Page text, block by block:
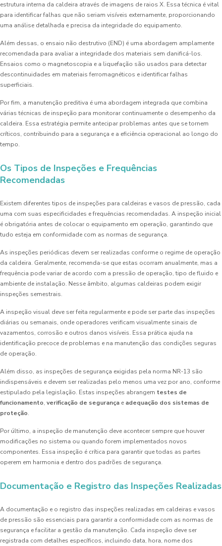
estrutura interna da caldeira através de imagens de raios X. Essa técnica é vital
para identificar falhas que não seriam visíveis externamente, proporcionando
uma análise detalhada e precisa da integridade do equipamento.
Além dessas, o ensaio não destrutivo (END) é uma abordagem amplamente
recomendada para avaliar a integridade dos materiais sem danificá-los.
Ensaios como o magnetoscopia e a liquefação são usados para detectar
descontinuidades em materiais ferromagnéticos e identificar falhas
superficiais.
Por fim, a manutenção preditiva é uma abordagem integrada que combina
várias técnicas de inspeção para monitorar continuamente o desempenho da
caldeira. Essa estratégia permite antecipar problemas antes que se tornem
críticos, contribuindo para a segurança e a eficiência operacional ao longo do
tempo.
Os Tipos de Inspeções e Frequências
Recomendadas
Existem diferentes tipos de inspeções para caldeiras e vasos de pressão, cada
uma com suas especificidades e frequências recomendadas. A inspeção inicial
é obrigatória antes de colocar o equipamento em operação, garantindo que
tudo esteja em conformidade com as normas de segurança.
As inspeções periódicas devem ser realizadas conforme o regime de operação
da caldeira. Geralmente, recomenda-se que estas ocorram anualmente, mas a
frequência pode variar de acordo com a pressão de operação, tipo de fluido e
ambiente de instalação. Nesse âmbito, algumas caldeiras podem exigir
inspeções semestrais.
A inspeção visual deve ser feita regularmente e pode ser parte das inspeções
diárias ou semanais, onde operadores verificam visualmente sinais de
vazamentos, corrosão e outros danos visíveis. Essa prática ajuda na
identificação precoce de problemas e na manutenção das condições seguras
de operação.
Além disso, as inspeções de segurança exigidas pela norma NR-13 são
indispensáveis e devem ser realizadas pelo menos uma vez por ano, conforme
estipulado pela legislação. Estas inspeções abrangem testes de
funcionamento, verificação de segurança e adequação dos sistemas de
proteção.
Por último, a inspeção de manutenção deve acontecer sempre que houver
modificações no sistema ou quando forem implementados novos
componentes. Essa inspeção é crítica para garantir que todas as partes
operem em harmonia e dentro dos padrões de segurança.
Documentação e Registro das Inspeções Realizadas
A documentação e o registro das inspeções realizadas em caldeiras e vasos
de pressão são essenciais para garantir a conformidade com as normas de
segurança e facilitar a gestão da manutenção. Cada inspeção deve ser
registrada com detalhes específicos, incluindo data, hora, nome dos